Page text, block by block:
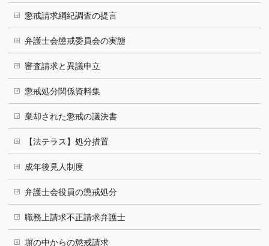
懲戒請求綱紀調査の提言
弁護士会懲戒委員会の実態
審査請求と異議申立
懲戒処分関係資料集
棄却された懲戒の議決書
【法テラス】処分措置
成年後見人制度
弁護士会役員の懲戒処分
職務上請求不正請求弁護士
塀の中からの懲戒請求